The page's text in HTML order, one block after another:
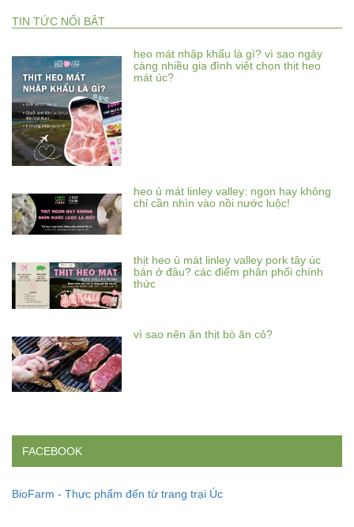
TIN TỨC NỔI BẬT
heo mát nhập khẩu là gì? vì sao ngày
càng nhiều gia đình việt chọn thịt heo
mát úc?
heo ủ mát linley valley: ngon hay không
chỉ cần nhìn vào nồi nước luộc!
thịt heo ủ mát linley valley pork tây úc
bán ở đâu? các điểm phân phối chính
thức
vì sao nên ăn thịt bò ăn cỏ?
FACEBOOK
BioFarm - Thực phẩm đến từ trang trại Úc